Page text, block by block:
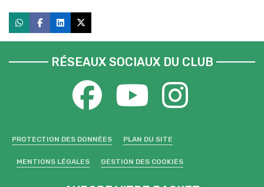
RÉSEAUX SOCIAUX DU CLUB
PROTECTION DES DONNÉES PLAN DU SITE
MENTIONS LÉGALES GESTION DES COOKIES